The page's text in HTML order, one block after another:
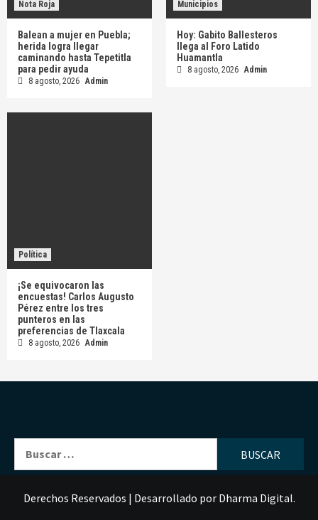
Nota Roja
Balean a mujer en Puebla;
herida logra llegar
caminando hasta Tepetitla
para pedir ayuda
8 agosto, 2026 Admin
Municipios
Hoy: Gabito Ballesteros
llega al Foro Latido
Huamantla
8 agosto, 2026 Admin
Política
¡Se equivocaron las
encuestas! Carlos Augusto
Pérez entre los tres
punteros en las
preferencias de Tlaxcala
8 agosto, 2026 Admin
Derechos Reservados | Desarrollado por Dharma Digital.